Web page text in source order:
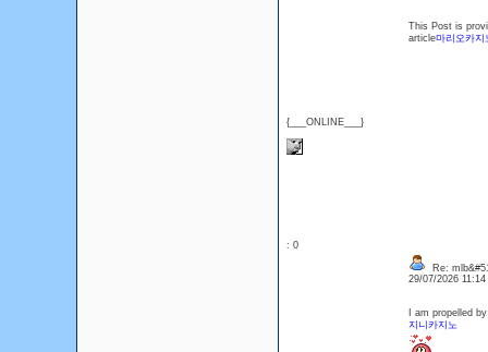
{___ONLINE___}
This Post is
article마리오카지
: 0
Re:
29/07/2026
I am propelled
지니카지노